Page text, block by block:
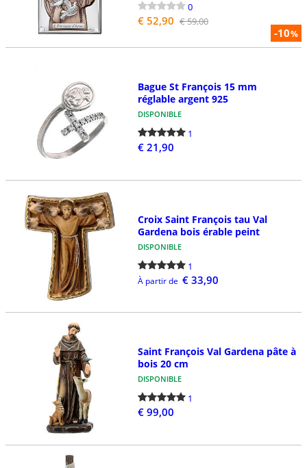
-10%
0
€ 52,90 € 59,00
Bague St François 15 mm
réglable argent 925
DISPONIBLE
1
€ 21,90
Croix Saint François tau Val
Gardena bois érable peint
DISPONIBLE
1
À partir de € 33,90
Saint François Val Gardena pâte à
bois 20 cm
DISPONIBLE
1
€ 99,00